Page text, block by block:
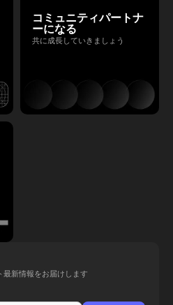
コミュニティパートナ
ーになる
共に成長していきましょう
最新情報をお届けします